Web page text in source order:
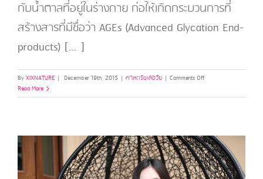
กับน้ำตาลที่อยู่ในร่างกาย ก่อให้เกิดกระบวนการที่
สร้างสารที่มีชื่อว่า AGEs (Advanced Glycation End-
products) […]
ByXIXNATURE | December 19th, 2015 | ศาสตร์ชะลอวัย | Comments Offon
เรา
การ
ไกล
เคชั่น
(Glycation)
Read More